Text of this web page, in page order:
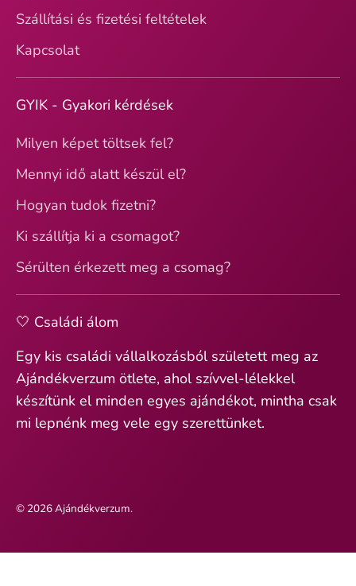
Szállítási és fizetési feltételek
Kapcsolat
GYIK - Gyakori kérdések
Milyen képet töltsek fel?
Mennyi idő alatt készül el?
Hogyan tudok fizetni?
Ki szállítja ki a csomagot?
Sérülten érkezett meg a csomag?
🤍 Családi álom
Egy kis családi vállalkozásból született meg az
Ajándékverzum ötlete, ahol szívvel-lélekkel
készítünk el minden egyes ajándékot, mintha csak
mi lepnénk meg vele egy szerettünket.
© 2026Ajándékverzum.